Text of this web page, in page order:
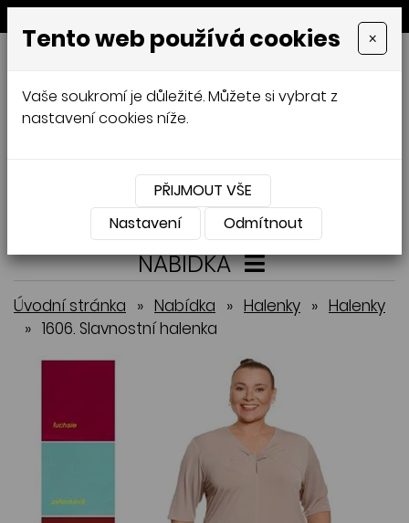
MENU
GALAMODA-XXL
Jana Mládková
XXL,ČESKÁ VÝROBA
Přihlásit Košík 0
NABÍDKA
Úvodní stránka » Nabídka » Halenky » Halenky
» 1606. Slavnostní halenka
Tento web používá cookies ×
Vaše soukromí je důležité. Můžete si vybrat z
nastavení cookies níže.
PŘIJMOUT VŠE
Nastavení
Odmítnout